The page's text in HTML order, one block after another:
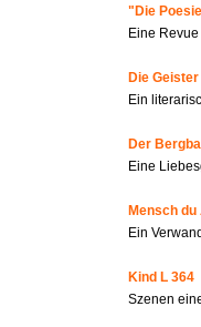
"Die
Eine
Die
Ein
Der
Eine
Mensch du
Ein
Kind L 364
Szenen